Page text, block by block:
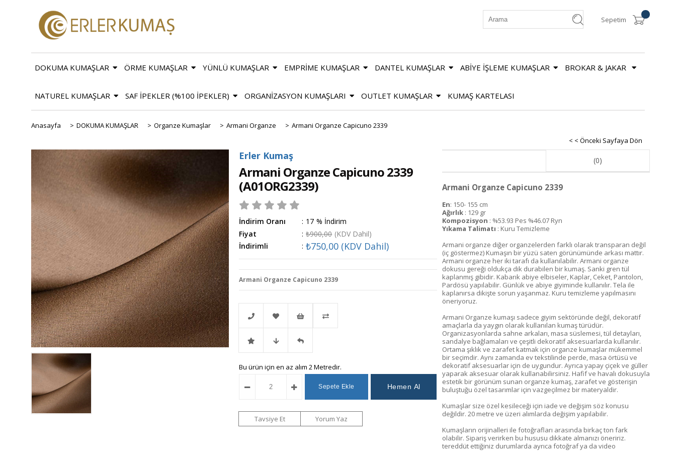
Sepetim
DOKUMA KUMAŞLAR ÖRME KUMAŞLAR YÜNLÜ KUMAŞLAR EMPRİME KUMAŞLAR DANTEL KUMAŞLAR ABİYE İŞLEME KUMAŞLAR BROKAR & JAKAR
NATUREL KUMAŞLAR SAF İPEKLER (%100 İPEKLER) ORGANİZASYON KUMAŞLARI OUTLET KUMAŞLAR KUMAŞ KARTELASI
Anasayfa > DOKUMA KUMAŞLAR > Organze Kumaşlar > Armani Organze > Armani Organze Capicuno 2339
< < Önceki Sayfaya Dön
Erler Kumaş
Armani Organze Capicuno 2339
(A01ORG2339)
İndirim Oranı : %
17
İndirim
Fiyat
: ₺900,00 (KDV Dahil)
İndirimli
: ₺750,00 (KDV Dahil)
Armani Organze Capicuno 2339
Telefonla
Sipariş
Favorilere
Ekle
İstek
Listeme
Ekle
İndirimli Fiyat
Düşünce
Haber
Gelince
Haber
Bu ürün için en az alım 2 Metredir.
Tavsiye Et Yorum Yaz
(0)
Armani Organze Capicuno 2339
En: 150- 155 cm
Ağırlık: 129 gr
Kompozisyon : %53.93 Pes %46.07 Ryn
Yıkama Talimatı : Kuru Temizleme
Armani organze diğer organzelerden farklı olarak transparan değil
(iç göstermez) Kumaşın bir yüzü saten görünümünde arkası mattır.
Armani organze her iki tarafı da kullanılabilir. Armani organze
dokusu gereği oldukça dik durabilen bir kumaş. Sanki gren tül
kaplanmış gibidir. Kabarık abiye elbiseler, Kaplar, Ceket, Pantolon,
Pardösü yapılabilir. Günlük ve abiye giyiminde kullanılır. Tela ile
kaplanırsa dikişte sorun yaşanmaz. Kuru temizleme yapılmasını
öneriyoruz.
Armani Organze kumaşı sadece giyim sektöründe değil, dekoratif
amaçlarla da yaygın olarak kullanılan kumaş türüdür.
Organizasyonlarda sahne arkaları, masa süslemesi, tül detayları,
sandalye bağlamaları ve çeşitli dekoratif aksesuarlarda kullanılır.
Ortama şıklık ve zarafet katmak için organze kumaşlar mükemmel
bir seçimdir. Aynı zamanda ev tekstilinde perde, masa örtüsü ve
dekoratif aksesuarlar için de uygundur. Ayrıca yapay çiçek ve güller
yaparak aksesuar olarak kullanabilirsiniz. Hafif ve havalı dokusuyla
estetik bir görünüm sunan organze kumaş, zarafet ve gösterişin
buluştuğu özel tasarımlar için vazgeçilmez bir materyaldir.
Kumaşlar size özel kesileceği için iade ve değişim söz konusu
değildir. 20 metre ve üzeri alımlarda değişim yapılabilir.
Kumaşların orijinalleri ile fotoğrafları arasında birkaç ton fark
olabilir. Sipariş verirken bu hususu dikkate almanızı öneririz.
tereddüt ettiğiniz durumlarda ayrıca fotoğraf ya da video